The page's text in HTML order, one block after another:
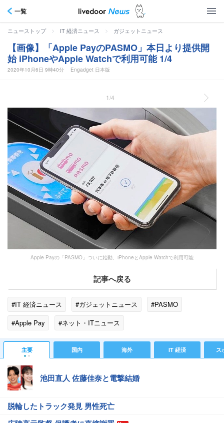
一覧
ニューストップ > IT 経済ニュース > ガジェットニュース
【画像】「Apple PayのPASMO」本日より提供開
始 iPhoneやApple Watchで利用可能 1/4
2020年10月6日 9時40分 Engadget 日本版
1/4
Apple Payの「PASMO」ついに始動、iPhoneとApple Watchで利用可能
記事へ戻る
#IT 経済ニュース #ガジェットニュース
#PASMO
#Apple Pay
#ネット・ITニュース
主要 国内 海外 IT 経済 ス
池田直人 佐藤佳奈と電撃結婚
脱輪したトラック発見 男性死亡